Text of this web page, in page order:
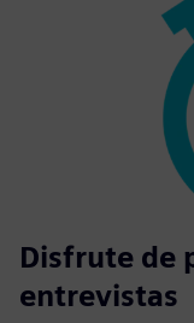
Disfrute de
entrevistas